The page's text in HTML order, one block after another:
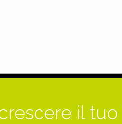
il tuo